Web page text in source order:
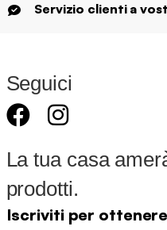
Servizio clienti a
Seguici
La tua casa
prodotti.
Iscriviti per